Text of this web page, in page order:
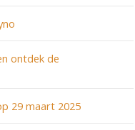
ontdek de
29 maart 2025